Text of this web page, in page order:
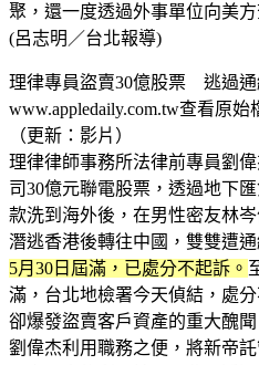
聚，還一度透過外事單位向美
(呂志明／台北報導)
理律專員盜賣30億股票 逃過通
www.appledaily.com.tw查看原始
（更新：影片）
理律律師事務所法律前專員劉
司30億元聯電股票，透過地下
款洗到海外後，在男性密友林
潛逃香港後轉往中國，雙雙遭
5月30日屆滿，已處分不起訴。
滿，台北地檢署今天偵結，處
卻爆發盜賣客戶資產的重大醜
劉偉杰利用職務之便，將新帝